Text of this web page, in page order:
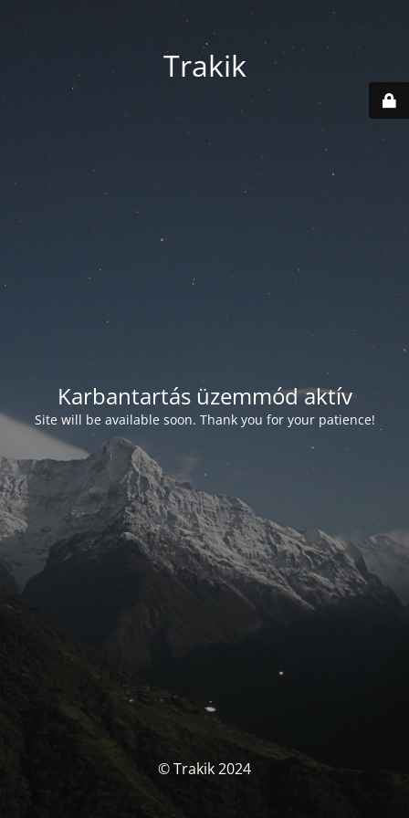
Trakik
Karbantartás üzemmód aktív
Site will be available soon. Thank you for your patience!
© Trakik 2024